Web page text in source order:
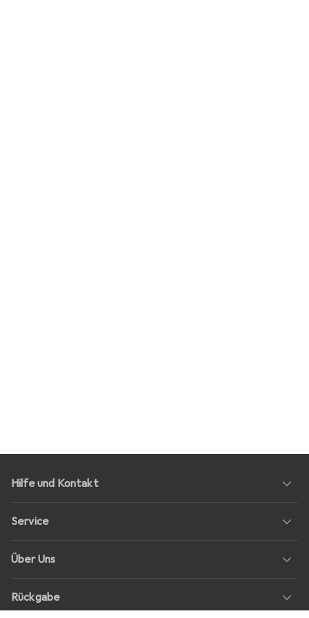
Hilfe und Kontakt
Service
Über Uns
Rückgabe